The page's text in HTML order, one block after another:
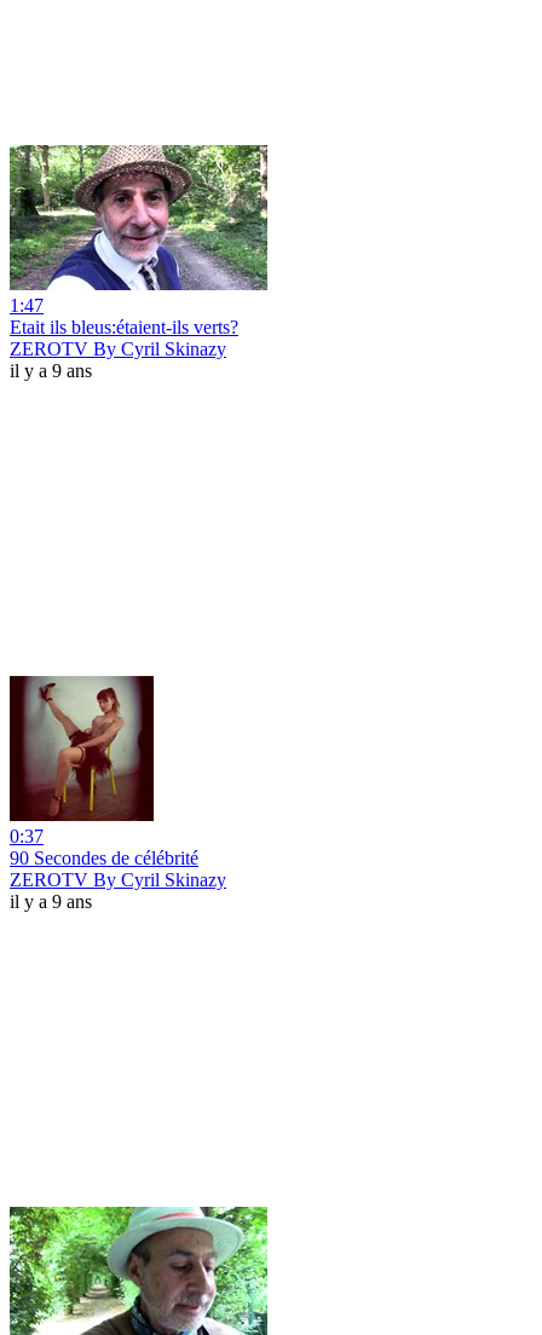
1:47
Etait ils bleus:étaient-ils verts?
ZEROTV By Cyril Skinazy
il y a 9 ans
0:37
90 Secondes de célébrité
ZEROTV By Cyril Skinazy
il y a 9 ans